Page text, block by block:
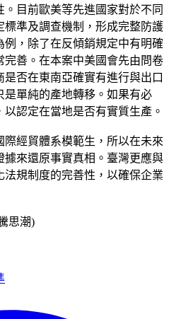
目前歐美等先進國家對於不同
準及調查機制，形成完整防護
，除了在反傾銷規定中有明確
善。在本案中美國會先由問卷
否在東南亞確實有進行與出口
單純的產地轉移。如果有必
認定在當地是否有實質生產。
經貿體系模範生，所以在未來
來還原事實真相。臺灣更應與
規制度的完善性，以確保企業
思潮)